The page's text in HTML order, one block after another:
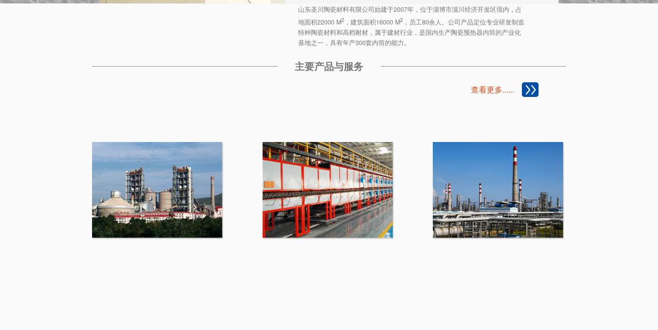
山东圣川陶瓷材料有限公司始建于2007年，位于淄博市淄川经济开发区境内，占
地面积22000 M2 ，建筑面积16000 M2 ，员工80余人。公司产品定位专业研发制造
特种陶瓷材料和高档耐材，属于建材行业，是国内生产陶瓷预热器内筒的产业化
基地之一，具有年产300套内筒的能力。
查看更多......
主要产品与服务